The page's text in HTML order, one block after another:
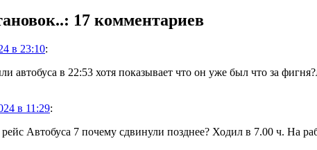
: 17 комментариев
в 23:10:
автобуса в 22:53 хотя показывает что он уже был что за
в 11:29:
Автобуса 7 почему сдвинули позднее? Ходил в 7.00 ч. На